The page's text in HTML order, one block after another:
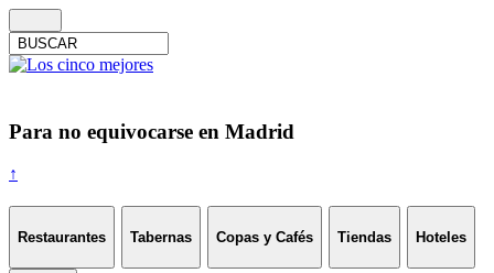
Para no equivocarse en Madrid
↑
Restaurantes Tabernas Copas y Cafés Tiendas Hoteles